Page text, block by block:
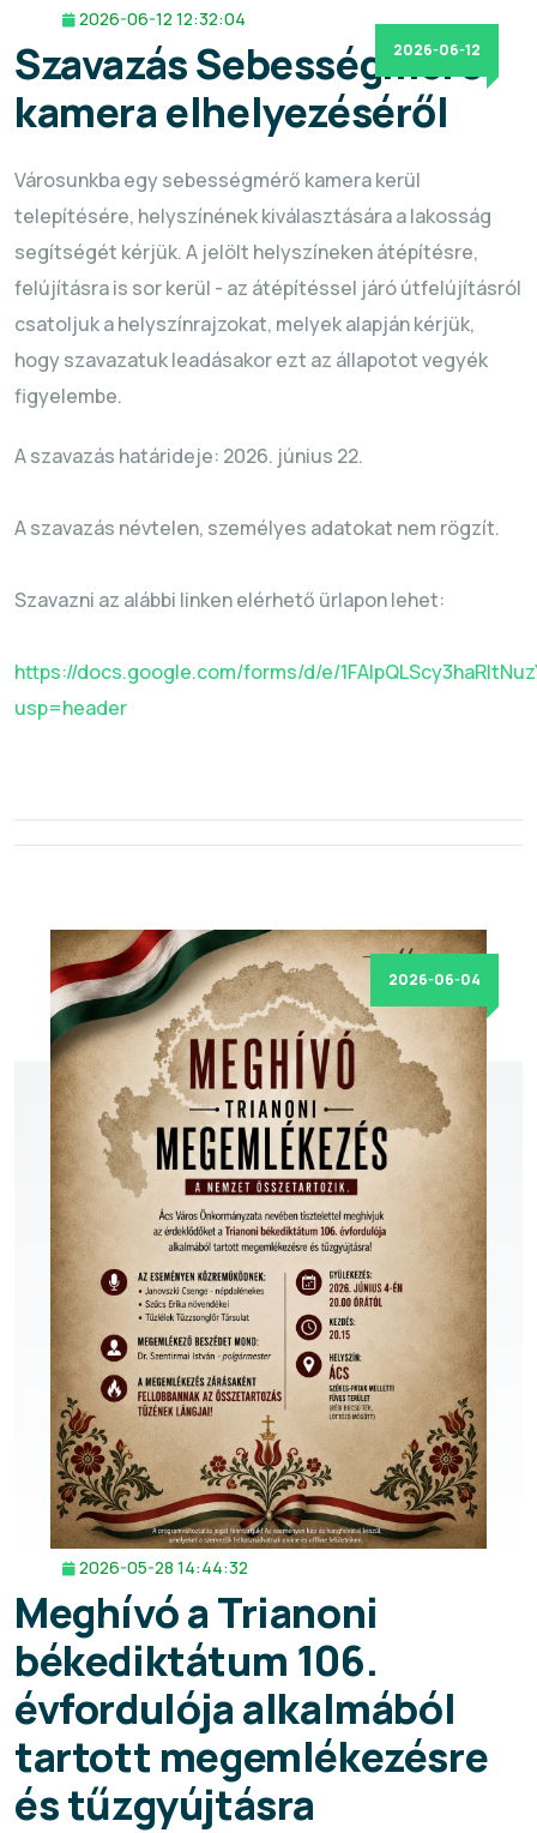
2026-06-12
2026-06-12 12:32:04
Szavazás Sebességmérő
kamera elhelyezéséről
Városunkba egy sebességmérő kamera kerül
telepítésére, helyszínének kiválasztására a lakosság
segítségét kérjük. A jelölt helyszíneken átépítésre,
felújításra is sor kerül - az átépítéssel járó útfelújításról
csatoljuk a helyszínrajzokat, melyek alapján kérjük,
hogy szavazatuk leadásakor ezt az állapotot vegyék
figyelembe.
A szavazás határideje: 2026. június 22.
A szavazás névtelen, személyes adatokat nem rögzít.
Szavazni az alábbi linken elérhető ürlapon lehet:
https://docs.google.com/forms/d/e/
usp=header
2026-06-04
2026-05-28 14:44:32
Meghívó a Trianoni
békediktátum 106.
évfordulója alkalmából
tartott megemlékezésre
és tűzgyújtásra